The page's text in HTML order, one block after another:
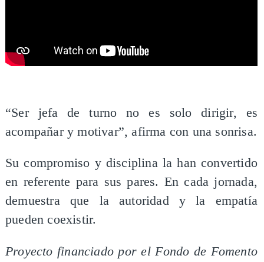
“Ser jefa de turno no es solo dirigir, es
acompañar y motivar”, afirma con una sonrisa.
Su compromiso y disciplina la han convertido
en referente para sus pares. En cada jornada,
demuestra que la autoridad y la empatía
pueden coexistir.
Proyecto financiado por el Fondo de Fomento